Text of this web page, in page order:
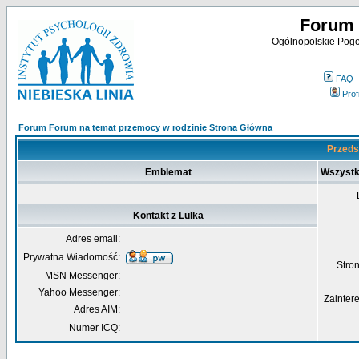
Forum
Ogólnopolskie
FAQ
Forum Forum na temat przemocy w rodzinie Strona Główna
Emblemat
Kontakt z Lulka
Adres email:
Prywatna Wiadomość:
MSN Messenger:
Yahoo Messenger:
Adres AIM:
Numer ICQ: